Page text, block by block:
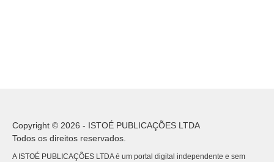
Copyright © 2026 - ISTOÉ PUBLICAÇÕES LTDA
Todos os direitos reservados.
A ISTOÉ PUBLICAÇÕES LTDA é um portal digital independente e sem